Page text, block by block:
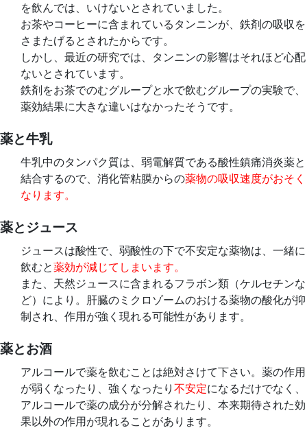
を飲んでは、いけないとされていました。
お茶やコーヒーに含まれているタンニンが、鉄剤の吸収を
さまたげるとされたからです。
しかし、最近の研究では、タンニンの影響はそれほど心配
ないとされています。
鉄剤をお茶でのむグループと水で飲むグループの実験で、
薬効結果に大きな違いはなかったそうです。
薬と牛乳
牛乳中のタンパク質は、弱電解質である酸性鎮痛消炎薬と
結合するので、消化管粘膜からの薬物の吸収速度がおそく
なります。
薬とジュース
ジュースは酸性で、弱酸性の下で不安定な薬物は、一緒に
飲むと薬効が減じてしまいます。
また、天然ジュースに含まれるフラボン類（ケルセチンな
ど）により。肝臓のミクロゾームのおける薬物の酸化が抑
制され、作用が強く現れる可能性があります。
薬とお酒
アルコールで薬を飲むことは絶対さけて下さい。薬の作用
が弱くなったり、強くなったり 不安定になるだけでなく、
アルコールで薬の成分が分解されたり、本来期待された効
果以外の作用が現れることがあります。